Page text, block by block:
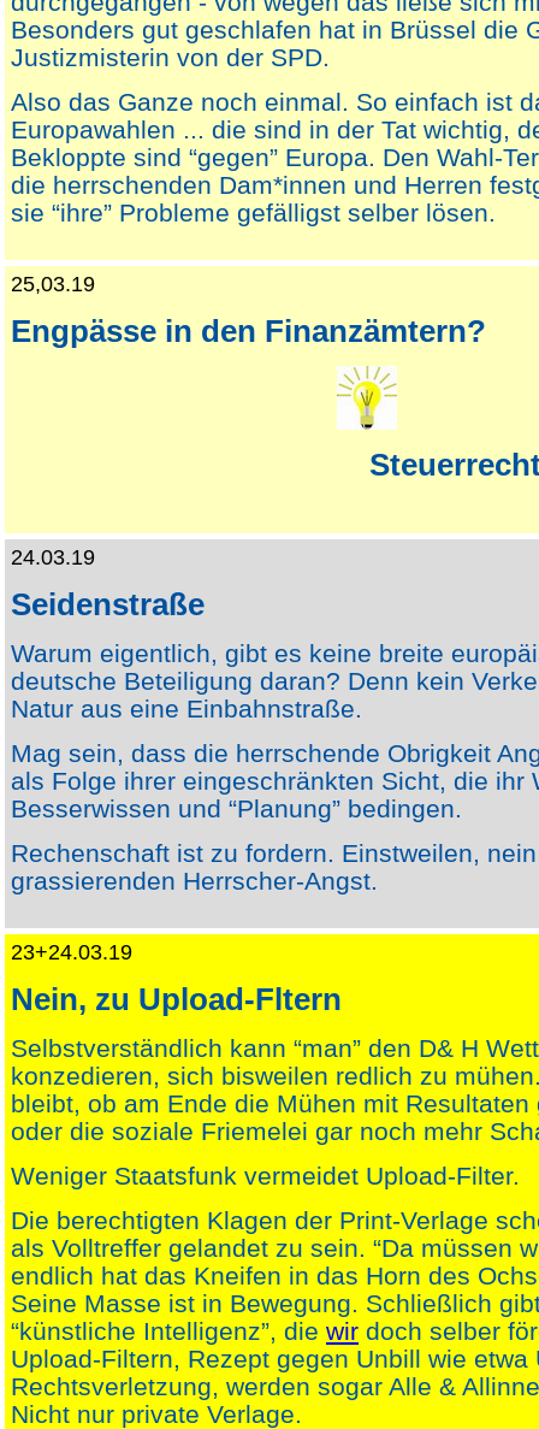
Besonders gut geschlafen hat in Brüssel die
Justizmisterin von der SPD.
Also das Ganze noch einmal. So einfach ist
Europawahlen ... die sind in der Tat wichtig,
Bekloppte sind “gegen” Europa. Den Wahl-
die herrschenden Dam*innen und Herren
sie “ihre” Probleme gefälligst selber lösen.
25,03.19
Engpässe in den Finanzämtern?
24.03.19
Seidenstraße
Warum eigentlich, gibt es keine breite
deutsche Beteiligung daran? Denn kein
Natur aus eine Einbahnstraße.
Mag sein, dass die herrschende Obrigkeit
als Folge ihrer eingeschränkten Sicht, die ihr
Besserwissen und “Planung” bedingen.
Rechenschaft ist zu fordern. Einstweilen,
grassierenden Herrscher-Angst.
23+24.03.19
Nein, zu Upload-Fltern
Selbstverständlich kann “man” den D& H
konzedieren, sich bisweilen redlich zu
bleibt, ob am Ende die Mühen mit Resultaten
oder die soziale Friemelei gar noch mehr
Weniger Staatsfunk vermeidet Upload-Filter.
Die berechtigten Klagen der Print-Verlage
als Volltreffer gelandet zu sein. “Da müssen
endlich hat das Kneifen in das Horn des
Seine Masse ist in Bewegung. Schließlich
“künstliche Intelligenz”, die wir doch selber
Upload-Filtern, Rezept gegen Unbill wie etwa
Rechtsverletzung, werden sogar Alle &
Nicht nur private Verlage.